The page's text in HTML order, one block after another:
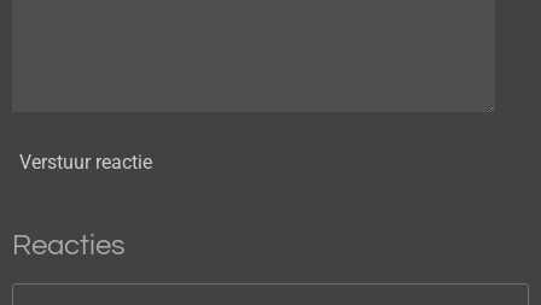
Verstuur reactie
Reacties